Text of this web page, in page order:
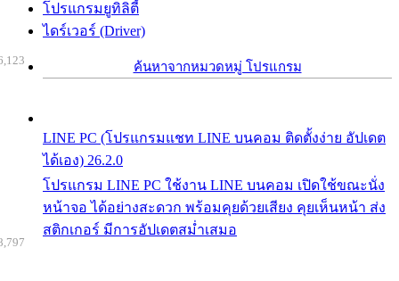
โปรแกรมยูทิลิตี้
ไดร์เวอร์ (Driver)
ค้นหาจากหมวดหมู่ โปรแกรม
LINE PC (โปรแกรมแชท LINE บนคอม ติดตั้งง่าย อัปเดต
ได้เอง) 26.2.0
โปรแกรม LINE PC ใช้งาน LINE บนคอม เปิดใช้ขณะนั่ง
หน้าจอ ได้อย่างสะดวก พร้อมคุยด้วยเสียง คุยเห็นหน้า ส่ง
สติกเกอร์ มีการอัปเดตสม่ำเสมอ